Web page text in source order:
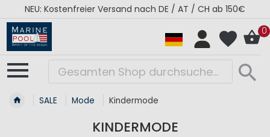
NEU: Kostenfreier Versand nach DE / AT / CH ab 150€
0
SALE Mode Kindermode
KINDERMODE